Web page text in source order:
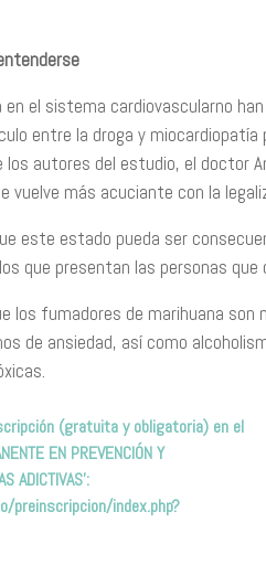
el sistema cardiovascularno
entre la droga y
los autores del estudio, el doctor
vuelve más acuciante con la
este estado pueda ser
que presentan las personas que
los fumadores de marihuana son
de ansiedad, así como
(gratuita y obligatoria) en el
EN PREVENCIÓN Y
ADICTIVAS’:
index.php?